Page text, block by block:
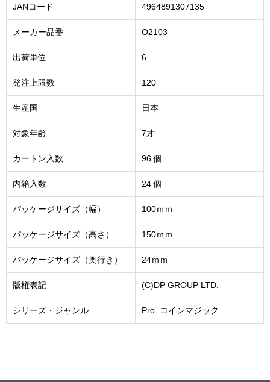
JANコード 4964891307135
メーカー品番 O2103
出荷単位 6
発注上限数 120
生産国 日本
対象年齢 7才
カートン入数 96 個
内箱入数 24 個
パッケージサイズ（幅） 100ｍｍ
パッケージサイズ（高さ） 150ｍｍ
パッケージサイズ（奥行き） 24ｍｍ
版権表記 (C)DP GROUP LTD.
シリーズ・ジャンル Pro. コインマジック